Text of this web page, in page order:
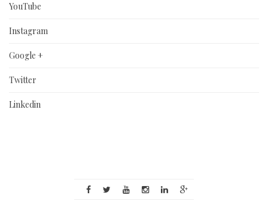
YouTube
Instagram
Google +
Twitter
Linkedin